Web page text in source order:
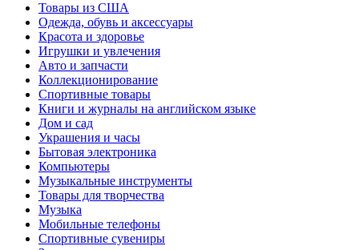
Товары из США
Одежда, обувь и аксессуары
Красота и здоровье
Игрушки и увлечения
Авто и запчасти
Коллекционирование
Спортивные товары
Книги и журналы на английском языке
Дом и сад
Украшения и часы
Бытовая электроника
Компьютеры
Музыкальные инструменты
Товары для творчества
Музыка
Мобильные телефоны
Спортивные сувениры